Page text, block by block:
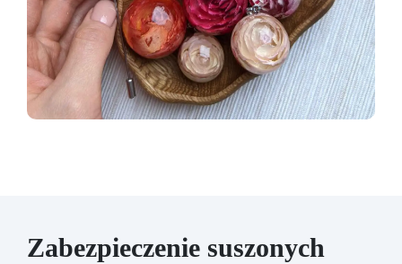
Zabezpieczenie suszonych